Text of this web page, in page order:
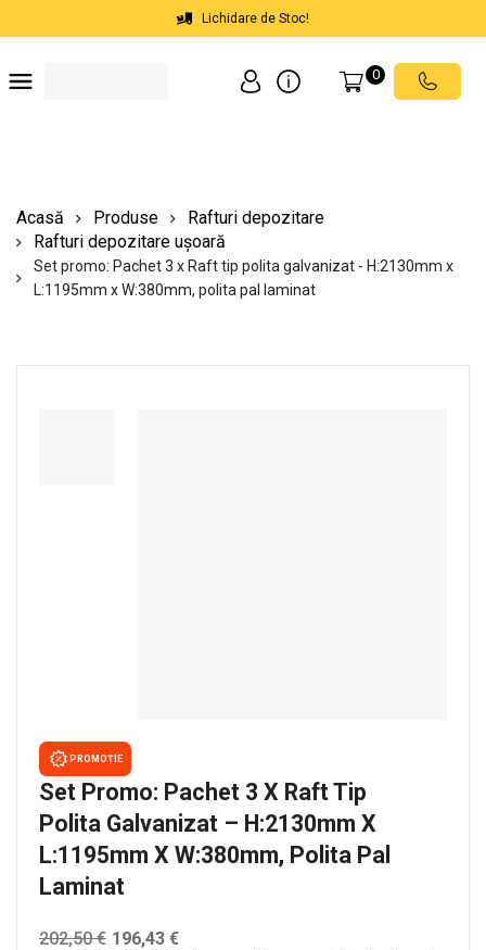
Lichidare de Stoc!
0
Acasă Produse
Rafturi depozitare
Rafturi depozitare ușoară
Set promo: Pachet 3 x Raft tip polita galvanizat - H:2130mm x
L:1195mm x W:380mm, polita pal laminat
PROMOȚIE
Set Promo: Pachet 3 X Raft Tip
Polita Galvanizat – H:2130mm X
L:1195mm X W:380mm, Polita Pal
Laminat
202,50€ 196,43 €